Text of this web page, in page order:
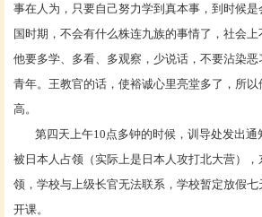
事在人为，只要自己努力学到真本事，到时候
国时期，不会有什么株连九族的事情了，社会
他要多学、多看、多观察，少说话，不要沾染
青年。王教官的话，使裕诚心里亮堂多了，所
高。
第四天上午10点多钟的时候，训导处发出
被日本人占领（实际上是日本人攻打北大营）
领，学校与上级长官无法联系，学校暂定放假
开课。